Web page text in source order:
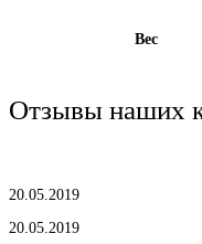
Вес
Отзывы наших
20.05.2019
20.05.2019